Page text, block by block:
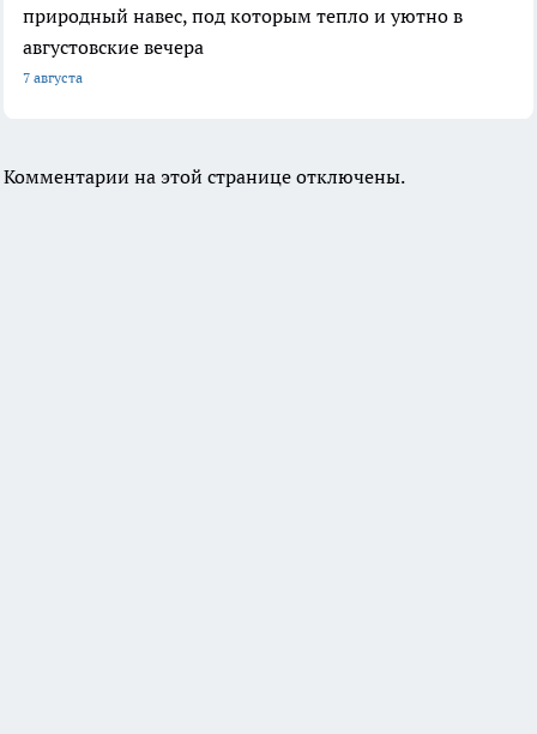
природный навес, под которым тепло и уютно в
августовские вечера
7 августа
Комментарии на этой странице отключены.